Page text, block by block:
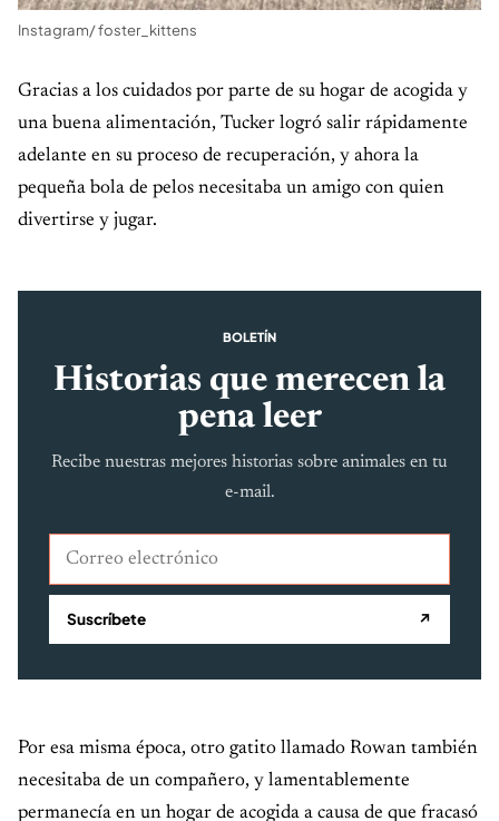
Instagram/ foster_kittens
Gracias a los cuidados por parte de su hogar de acogida y
una buena alimentación, Tucker logró salir rápidamente
adelante en su proceso de recuperación, y ahora la
pequeña bola de pelos necesitaba un amigo con quien
divertirse y jugar.
BOLETÍN
Historias que merecen la
pena leer
Recibe nuestras mejores historias sobre animales en tu
e-mail.
Correo electrónico
Suscríbete ↗
Por esa misma época, otro gatito llamado Rowan también
necesitaba de un compañero, y lamentablemente
permanecía en un hogar de acogida a causa de que fracasó